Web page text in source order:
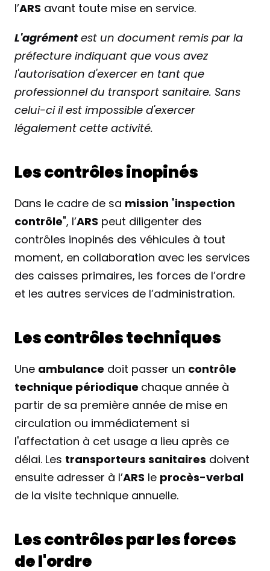
l’ARS avant toute mise en service.
L'agrément est un document remis par la
préfecture indiquant que vous avez
l'autorisation d'exercer en tant que
professionnel du transport sanitaire. Sans
celui-ci il est impossible d'exercer
légalement cette activité.
Les contrôles inopinés
Dans le cadre de sa mission "inspection
contrôle", l’ARS peut diligenter des
contrôles inopinés des véhicules à tout
moment, en collaboration avec les services
des caisses primaires, les forces de l’ordre
et les autres services de l’administration.
Les contrôles techniques
Une ambulance doit passer un contrôle
technique périodique chaque année à
partir de sa première année de mise en
circulation ou immédiatement si
l'affectation à cet usage a lieu après ce
délai. Les transporteurs sanitaires doivent
ensuite adresser à l’ARS le procès-verbal
de la visite technique annuelle.
Les contrôles par les forces
de l'ordre